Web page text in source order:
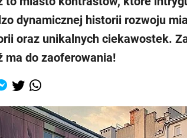
dynamicznej historii rozwoju
oraz unikalnych ciekawostek.
ma do zaoferowania!